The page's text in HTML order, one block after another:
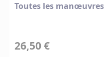
Toutes les
26,50 €